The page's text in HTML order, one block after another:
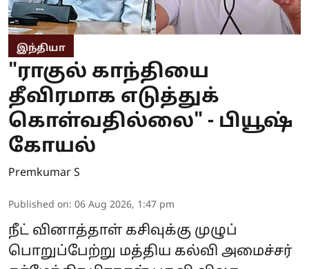
இந்தியா
"ராகுல் காந்தியை
தீவிரமாக எடுத்துக்
கொள்வதில்லை" - பியூஷ்
கோயல்
Premkumar S
Published on: 06 Aug 2026, 1:47 pm
நீட் வினாத்தாள் கசிவுக்கு முழுப்
பொறுப்பேற்று மத்திய கல்வி அமைச்சர்